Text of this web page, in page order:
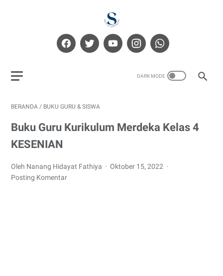
BERANDA / BUKU GURU & SISWA
Buku Guru Kurikulum Merdeka Kelas 4
KESENIAN
Oleh Nanang Hidayat Fathiya
Oktober 15, 2022
Posting Komentar